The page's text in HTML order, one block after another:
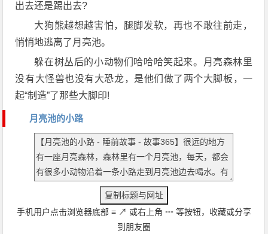
出去还是踢出去?
大狗熊越想越害怕，腿脚发软，再也不敢往前走，
悄悄地逃离了月亮池。
躲在树丛后的小动物们哈哈哈笑起来。月亮森林里
没有大怪兽也没有大恐龙，是他们做了两个大脚板，一
起“制造”了那些大脚印!
月亮池的小路
手机用户点击浏览器底部 ≡ ↗ 或右上角 ┅ 等按钮，收藏或分享
到朋友圈